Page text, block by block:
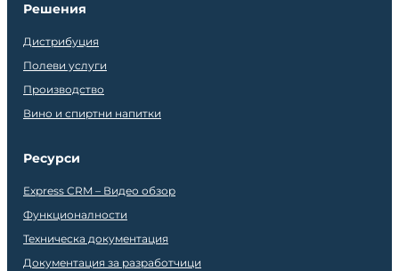
Решения
Дистрибуция
Полеви услуги
Производство
Вино и спиртни напитки
Ресурси
Express CRM – Видео обзор
Функционалности
Техническа документация
Документация за разработчици